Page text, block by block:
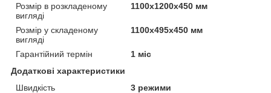
Розмір в розкладеному
вигляді
1100x1200х450 мм
Розмір у складеному
вигляді
1100x495х450 мм
Гарантійний термін
1 міс
Додаткові характеристики
Швидкість
3 режими